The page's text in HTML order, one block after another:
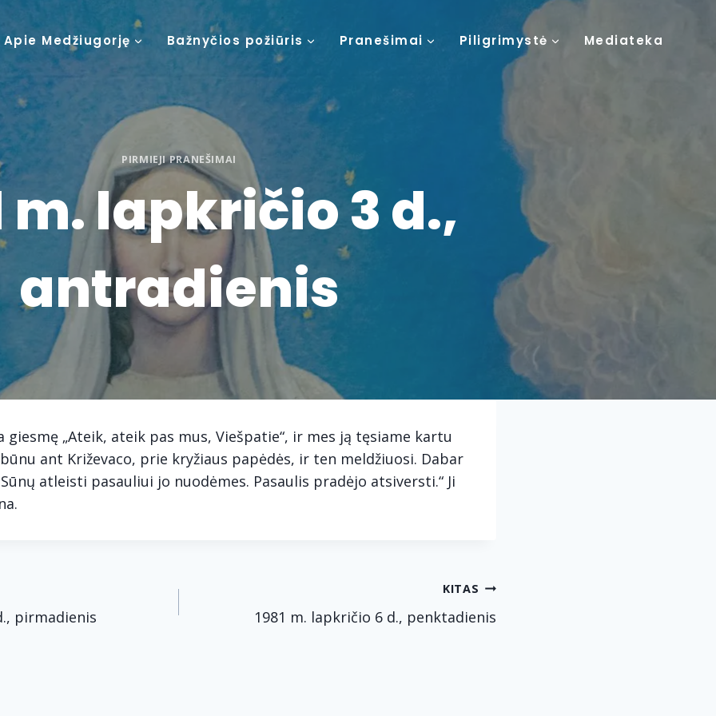
Apie Medžiugorję Bažnyčios požiūris Pranešimai Piligrimystė Mediateka
PIRMIEJI PRANEŠIMAI
m. lapkričio 3 d.,
antradienis
giesmę „Ateik, ateik pas mus, Viešpatie“, ir mes ją tęsiame kartu
būnu ant Križevaco, prie kryžiaus papėdės, ir ten meldžiuosi. Dabar
atleisti pasauliui jo nuodėmes. Pasaulis pradėjo atsiversti.“ Ji
pirmadienis
KITAS
1981 m. lapkričio 6 d., penktadienis